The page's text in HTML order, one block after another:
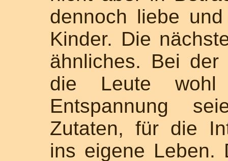
dennoch liebe
Kinder. Die
ähnliches. Bei der
die Leute wohl
Entspannung
Zutaten, für die
ins eigene Leben.